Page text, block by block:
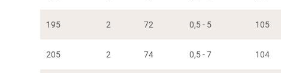
195 2 72 0,5 - 5 105
205 2 74 0,5 - 7 104